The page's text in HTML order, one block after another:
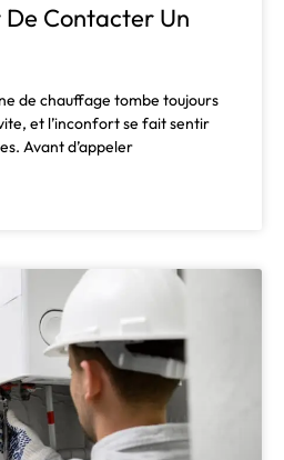
De Contacter Un
de chauffage tombe toujours
et l’inconfort se fait sentir
Avant d’appeler